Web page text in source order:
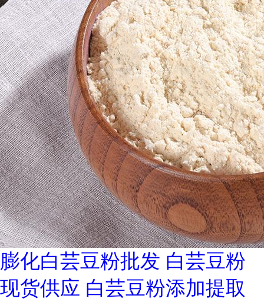
膨化白芸豆粉批发 白芸豆粉
现货供应 白芸豆粉添加提取